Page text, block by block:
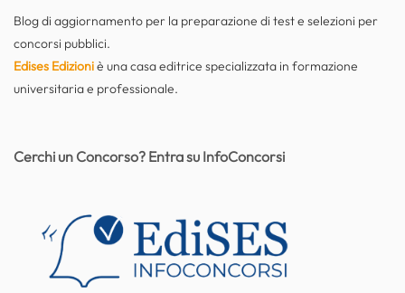
Blog di aggiornamento per la preparazione di test e selezioni per
concorsi pubblici.
Edises Edizioniè una casa editrice specializzata in formazione
universitaria e professionale.
Cerchi un Concorso? Entra su InfoConcorsi